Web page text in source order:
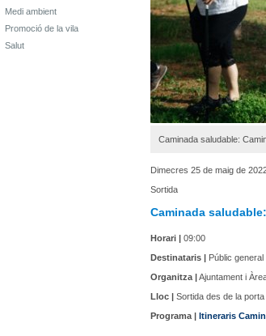
Medi ambient
Promoció de la vila
Salut
Caminada saludable:
Dimecres 25 de maig de
Sortida
Caminada
Horari | 09:00
Destinataris | Públic general
Organitza |Ajuntament i
Lloc | Sortida des de la porta
Programa | Itineraris